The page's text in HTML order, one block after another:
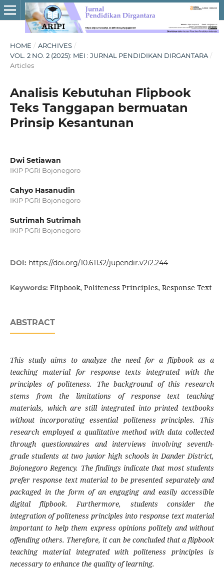
HOME / ARCHIVES /
VOL. 2 NO. 2 (2025): MEI : JURNAL PENDIDIKAN DIRGANTARA /
Articles
Analisis Kebutuhan Flipbook
Teks Tanggapan bermuatan
Prinsip Kesantunan
Dwi Setiawan
IKIP PGRI Bojonegoro
Cahyo Hasanudin
IKIP PGRI Bojonegoro
Sutrimah Sutrimah
IKIP PGRI Bojonegoro
DOI: https://doi.org/10.61132/jupendir.v2i2.244
Keywords: Flipbook, Politeness Principles, Response Text
ABSTRACT
This study aims to analyze the need for a flipbook as a
teaching material for response texts integrated with the
principles of politeness. The background of this research
stems from the limitations of response text teaching
materials, which are still integrated into printed textbooks
without incorporating essential politeness principles. This
research employed a qualitative method with data collected
through questionnaires and interviews involving seventh-
grade students at two junior high schools in Dander District,
Bojonegoro Regency. The findings indicate that most students
prefer response text material to be presented separately and
packaged in the form of an engaging and easily accessible
digital flipbook. Furthermore, students consider the
integration of politeness principles into response text material
important to help them express opinions politely and without
offending others. Therefore, it can be concluded that a flipbook
teaching material integrated with politeness principles is
necessary to enhance the quality of learning.